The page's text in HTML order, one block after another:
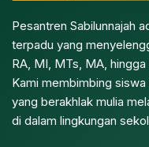
Pesantren Sabilunnajah
terpadu yang
RA, MI, MTs, MA,
Kami membimbing
yang berakhlak mulia
di dalam lingkungan